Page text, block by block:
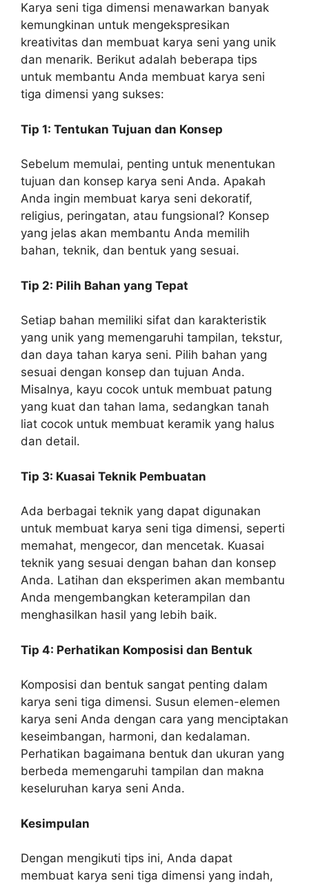
Karya seni tiga dimensi menawarkan banyak
kemungkinan untuk mengekspresikan
kreativitas dan membuat karya seni yang unik
dan menarik. Berikut adalah beberapa tips
untuk membantu Anda membuat karya seni
tiga dimensi yang sukses:
Tip 1: Tentukan Tujuan dan Konsep
Sebelum memulai, penting untuk menentukan
tujuan dan konsep karya seni Anda. Apakah
Anda ingin membuat karya seni dekoratif,
religius, peringatan, atau fungsional? Konsep
yang jelas akan membantu Anda memilih
bahan, teknik, dan bentuk yang sesuai.
Tip 2: Pilih Bahan yang Tepat
Setiap bahan memiliki sifat dan karakteristik
yang unik yang memengaruhi tampilan, tekstur,
dan daya tahan karya seni. Pilih bahan yang
sesuai dengan konsep dan tujuan Anda.
Misalnya, kayu cocok untuk membuat patung
yang kuat dan tahan lama, sedangkan tanah
liat cocok untuk membuat keramik yang halus
dan detail.
Tip 3: Kuasai Teknik Pembuatan
Ada berbagai teknik yang dapat digunakan
untuk membuat karya seni tiga dimensi, seperti
memahat, mengecor, dan mencetak. Kuasai
teknik yang sesuai dengan bahan dan konsep
Anda. Latihan dan eksperimen akan membantu
Anda mengembangkan keterampilan dan
menghasilkan hasil yang lebih baik.
Tip 4: Perhatikan Komposisi dan Bentuk
Komposisi dan bentuk sangat penting dalam
karya seni tiga dimensi. Susun elemen-elemen
karya seni Anda dengan cara yang menciptakan
keseimbangan, harmoni, dan kedalaman.
Perhatikan bagaimana bentuk dan ukuran yang
berbeda memengaruhi tampilan dan makna
keseluruhan karya seni Anda.
Kesimpulan
Dengan mengikuti tips ini, Anda dapat
membuat karya seni tiga dimensi yang indah,